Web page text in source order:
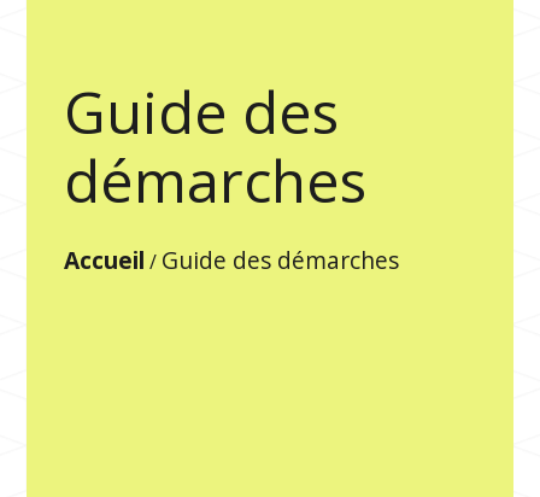
Guide des
démarches
Accueil / Guide des démarches